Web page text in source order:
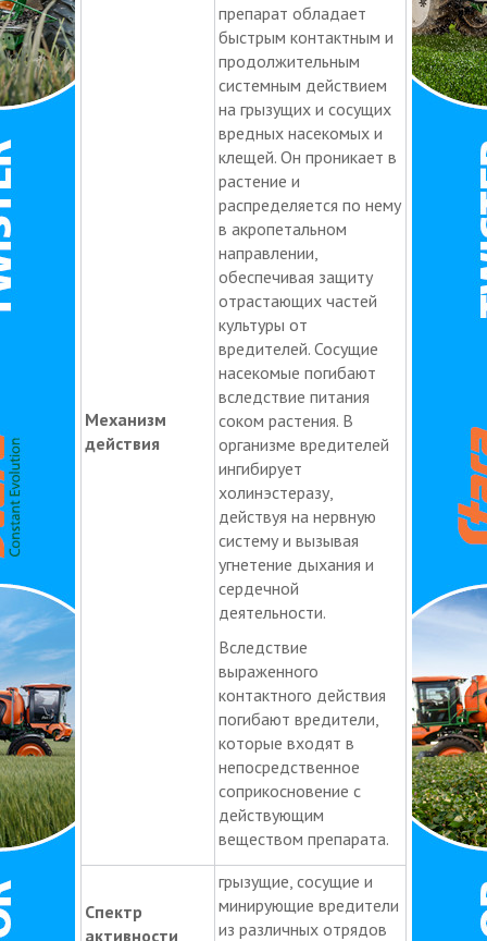
Механизм
действия
препарат обладает
быстрым контактным и
продолжительным
системным действием
на грызущих и сосущих
вредных насекомых и
клещей. Он проникает в
растение и
распределяется по нему
в акропетальном
направлении,
обеспечивая защиту
отрастающих частей
культуры от
вредителей. Сосущие
насекомые погибают
вследствие питания
соком растения. В
организме вредителей
ингибирует
холинэстеразу,
действуя на нервную
систему и вызывая
угнетение дыхания и
сердечной
деятельности.
Вследствие
выраженного
контактного действия
погибают вредители,
которые входят в
непосредственное
соприкосновение с
действующим
веществом препарата.
Спектр
активности
грызущие, сосущие и
минирующие вредители
из различных отрядов